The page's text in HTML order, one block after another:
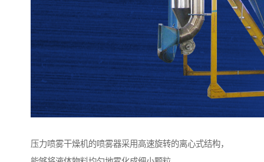
压力喷雾干燥机的喷雾器采用高速旋转的离心式结构，